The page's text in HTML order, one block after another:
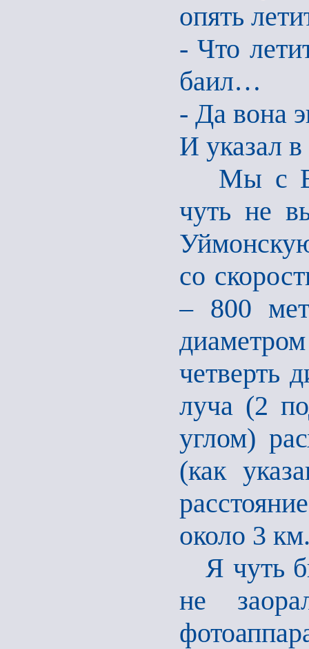
опять
- Что
баил…
- Да вона
И указал
Мы с
чуть не
со
– 800
четверть
луча (2
углом)
(как
около 3
Я чуть
не